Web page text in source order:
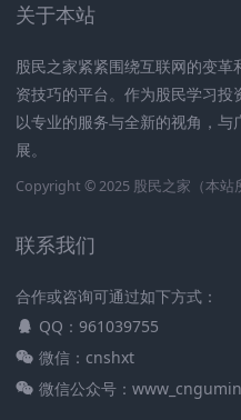
关于本站
股民之家紧紧围绕互联网的变
资技巧的平台。作为股民学习投
以专业的服务与全新的视角，
展。
Copyright © 2025 股民之家 （本
联系我们
合作或咨询可通过如下方式：
QQ：961039755
微信：cnshxt
微信公众号：